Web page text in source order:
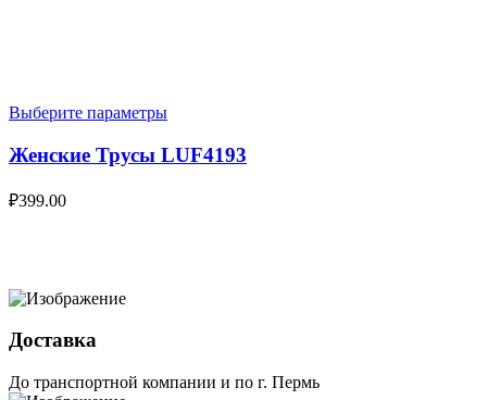
Выберите параметры
Женские Трусы LUF4193
₽399.00
Доставка
До транспортной компании и по г. Пермь